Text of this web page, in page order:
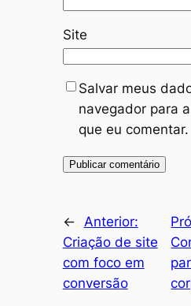
Site
Salvar meus
navegador para
que eu comentar.
←
Anterior:
Criação de site
com foco em
conversão